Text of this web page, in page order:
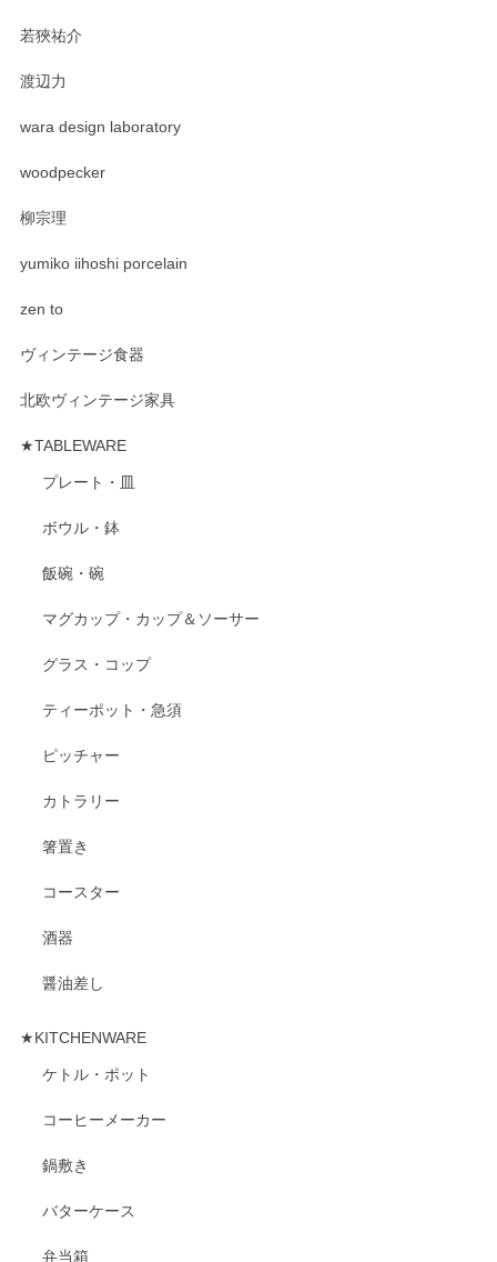
若狹祐介
渡辺力
wara design laboratory
woodpecker
柳宗理
yumiko iihoshi porcelain
zen to
ヴィンテージ食器
北欧ヴィンテージ家具
★TABLEWARE
プレート・皿
ボウル・鉢
飯碗・碗
マグカップ・カップ＆ソーサー
グラス・コップ
ティーポット・急須
ピッチャー
カトラリー
箸置き
コースター
酒器
醤油差し
★KITCHENWARE
ケトル・ポット
コーヒーメーカー
鍋敷き
バターケース
弁当箱